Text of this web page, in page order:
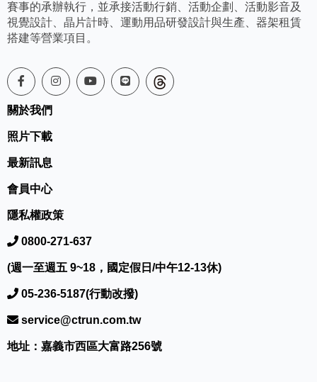
賽事的承辦執行，並承接活動行銷、活動企劃、活動影音及
視覺設計、晶片計時、運動用品研發設計與生產、器架租賃
搭建等營業項目。
關於我們
照片下載
最新訊息
會員中心
隱私權政策
0800-271-637
(週一至週五 9~18，國定假日/中午12-13休)
05-236-5187(行動改撥)
service@ctrun.com.tw
地址：嘉義市西區大富路256號